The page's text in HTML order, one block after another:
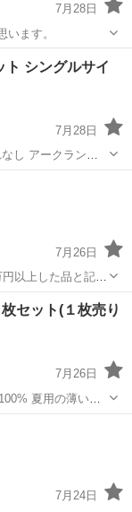
7月28日
ます。
ト シングルサイ
7月28日
し アークランズ
7月26日
本の冬は乗り越え
にもしなやかに寄
セット(１枚売り
7月26日
枚が２万円でし
7月24日